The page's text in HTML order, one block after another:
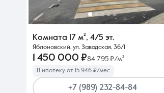
Комната 17 м², 4/5 эт.
Яблоновский, ул. Заводская, 36/1
1 450 000 ₽84 795 ₽/м²
В ипотеку от 15 946 ₽/мес
+7 (989) 232-84-84